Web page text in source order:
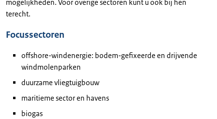
mogelijkheden. Voor overige sectoren kunt u ook bij hen
terecht.
Focussectoren
offshore-windenergie: bodem-gefixeerde en drijvende
windmolenparken
duurzame vliegtuigbouw
maritieme sector en havens
biogas